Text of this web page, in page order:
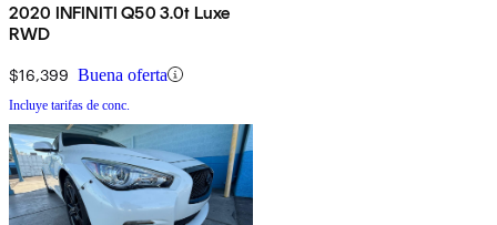
2020 INFINITI Q50 3.0t Luxe
RWD
$16,399 Buena oferta
Incluye tarifas de conc.